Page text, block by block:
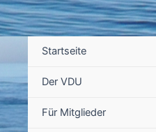
Startseite
Der VDU
Für Mitglieder